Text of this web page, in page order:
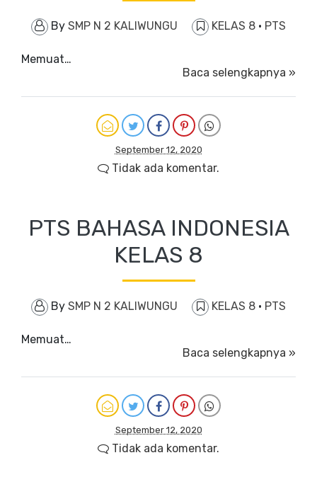
By SMP N 2 KALIWUNGU KELAS 8 · PTS
Memuat…
Baca selengkapnya »
September 12, 2020
Tidak ada komentar.
PTS BAHASA INDONESIA
KELAS 8
By SMP N 2 KALIWUNGU KELAS 8 · PTS
Memuat…
Baca selengkapnya »
September 12, 2020
Tidak ada komentar.